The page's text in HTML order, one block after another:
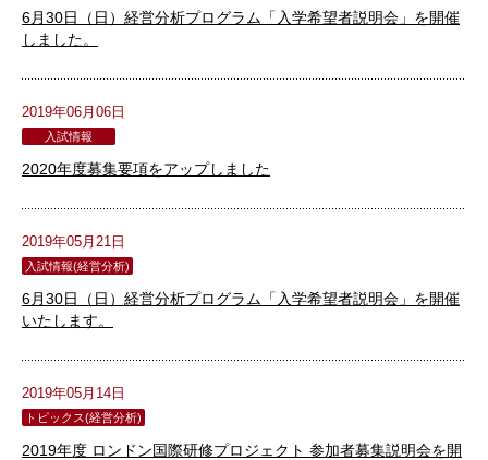
6月30日（日）経営分析プログラム「入学希望者説明会」を開催
しました。
2019年06月06日
入試情報
2020年度募集要項をアップしました
2019年05月21日
入試情報(経営分析)
6月30日（日）経営分析プログラム「入学希望者説明会」を開催
いたします。
2019年05月14日
トピックス(経営分析)
2019年度 ロンドン国際研修プロジェクト 参加者募集説明会を開